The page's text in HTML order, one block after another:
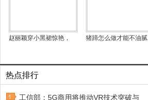
赵丽颖穿小黑裙惊艳， 猪蹄怎么做才能不油腻
热点排行
工信部：5G商用将推动VR技术突破与